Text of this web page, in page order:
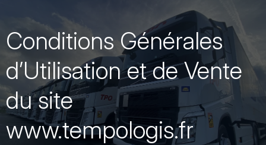
Conditions Générales
d’Utilisation et de Vente
du site
www.tempologis.fr